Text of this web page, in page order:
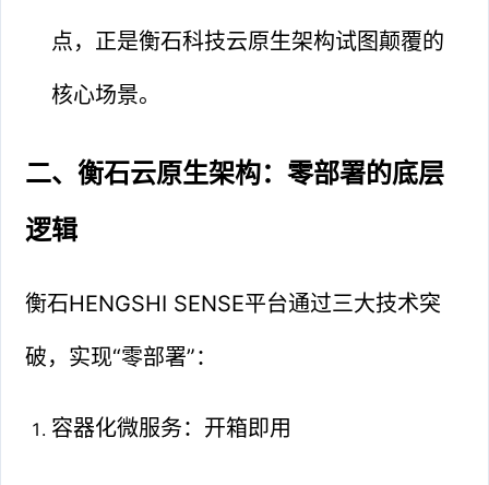
点，正是衡石科技云原生架构试图颠覆的
核心场景。
二、衡石云原生架构：零部署的底层
逻辑
衡石HENGSHI SENSE平台通过三大技术突
破，实现“零部署”：
容器化微服务：开箱即用